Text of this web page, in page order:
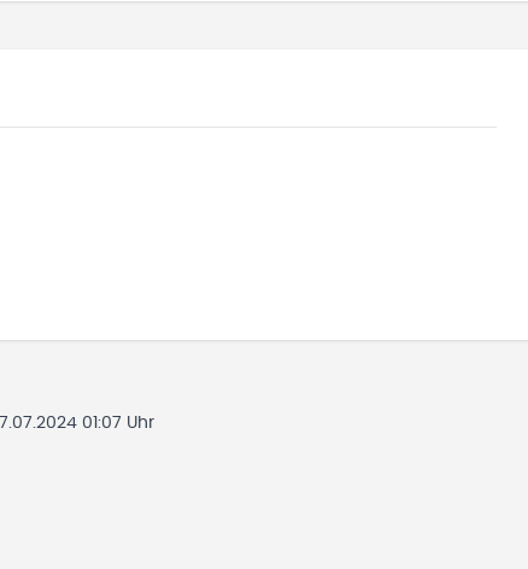
17.07.2024 01:07 Uhr